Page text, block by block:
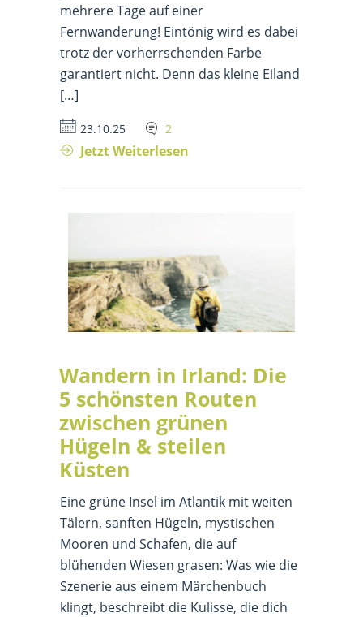
mehrere Tage auf einer
Fernwanderung! Eintönig wird es dabei
trotz der vorherrschenden Farbe
garantiert nicht. Denn das kleine Eiland
[…]
23.10.25 2
Jetzt Weiterlesen
Wandern in Irland: Die
5 schönsten Routen
zwischen grünen
Hügeln & steilen
Küsten
Eine grüne Insel im Atlantik mit weiten
Tälern, sanften Hügeln, mystischen
Mooren und Schafen, die auf
blühenden Wiesen grasen: Was wie die
Szenerie aus einem Märchenbuch
klingt, beschreibt die Kulisse, die dich